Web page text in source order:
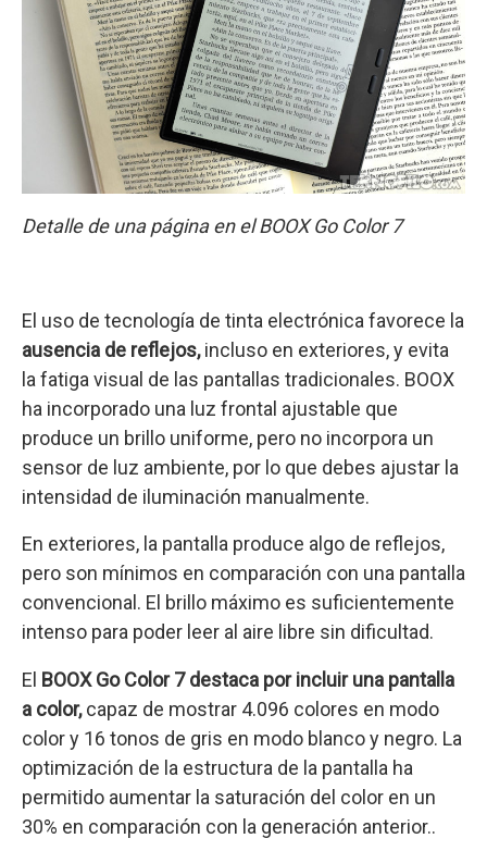
Detalle de una página en el BOOX Go Color 7
El uso de tecnología de tinta electrónica favorece la
ausencia de reflejos,incluso en exteriores, y evita
la fatiga visual de las pantallas tradicionales. BOOX
ha incorporado una luz frontal ajustable que
produce un brillo uniforme, pero no incorpora un
sensor de luz ambiente, por lo que debes ajustar la
intensidad de iluminación manualmente.
En exteriores, la pantalla produce algo de reflejos,
pero son mínimos en comparación con una pantalla
convencional. El brillo máximo es suficientemente
intenso para poder leer al aire libre sin dificultad.
El BOOX Go Color 7 destaca por incluir una pantalla
a color,capaz de mostrar 4.096 colores en modo
color y 16 tonos de gris en modo blanco y negro. La
optimización de la estructura de la pantalla ha
permitido aumentar la saturación del color en un
30% en comparación con la generación anterior..